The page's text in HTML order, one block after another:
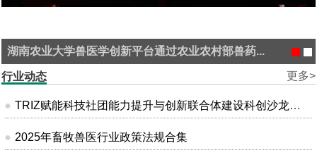
湖南农业大学兽医学创新平台通过农业农村部兽药...
更多>
行业动态
TRIZ赋能科技社团能力提升与创新联合体建设科创沙龙在昆明成功举办
2025年畜牧兽医行业政策法规合集